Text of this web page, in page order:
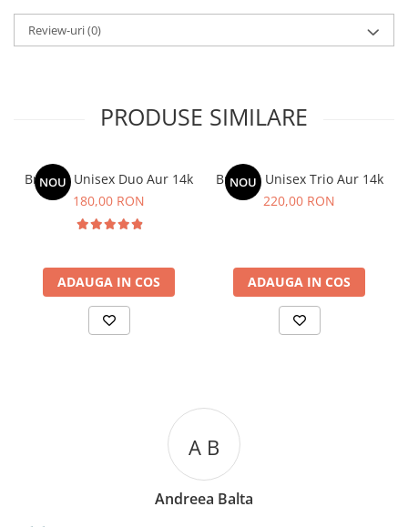
Review-uri(0)
PRODUSE SIMILARE
NOU
Bratara Unisex Duo Aur 14k
180,00 RON
ADAUGA IN COS
NOU
Bratara Unisex Trio Aur 14k
220,00 RON
ADAUGA IN COS